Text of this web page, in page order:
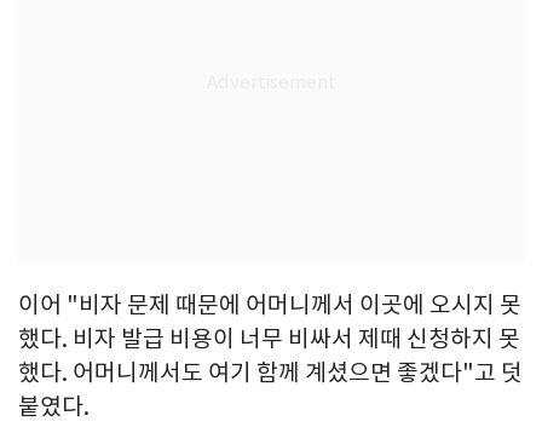
이어 "비자 문제 때문에 어머니께서 이곳에 오시지 못
했다. 비자 발급 비용이 너무 비싸서 제때 신청하지 못
했다. 어머니께서도 여기 함께 계셨으면 좋겠다"고 덧
붙였다.